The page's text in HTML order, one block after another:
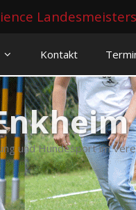
Kontakt
und Hundesport im